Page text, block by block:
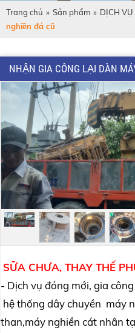
Trang chủ » Sản phẩm » DỊCH VỤ
nghiền đá cũ
NHẬN GIA CÔNG LẠI DÀN
SỮA CHƯA, THAY THẾ
- Dịch vụ đóng mới, gia
hệ thống dây chuyền máy
than,máy nghiền cát nhân